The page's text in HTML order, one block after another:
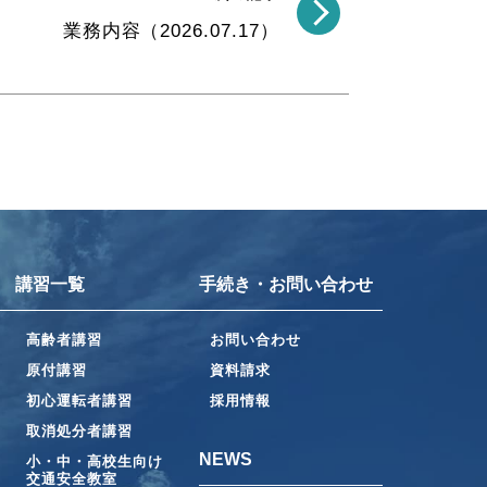
業務内容（2026.07.17）
講習一覧
高齢者講習
原付講習
初心運転者講習
取消処分者講習
小・中・高校生向け
交通安全教室
手続き・お問い合わせ
お問い合わせ
資料請求
採用情報
NEWS